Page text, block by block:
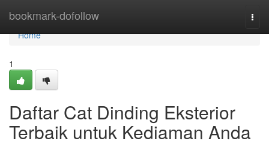
bookmark-dofollow
Home
Home
1
Daftar Cat Dinding Eksterior
Terbaik untuk Kediaman Anda